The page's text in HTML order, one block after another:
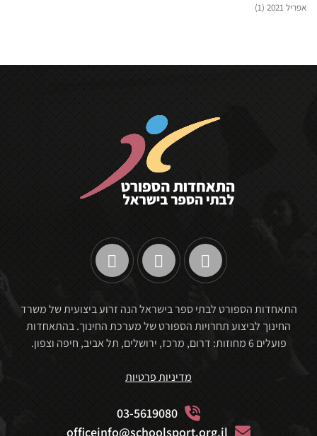
אפריל 2021 (1)
התאחדות הספורט לבתי ספר בישראל הנה זרוע ביצועית של משרד
החינוך לביצוע תחרויות הספורט של מערכת החינוך. בהתאחדות
פועלים 6 מחוזות: דרום, מרכז, ירושלים, תל אביב, חיפה וצפון.
מדיניות פרטיות
03-5619080
officeinfo@schoolsport.org.il